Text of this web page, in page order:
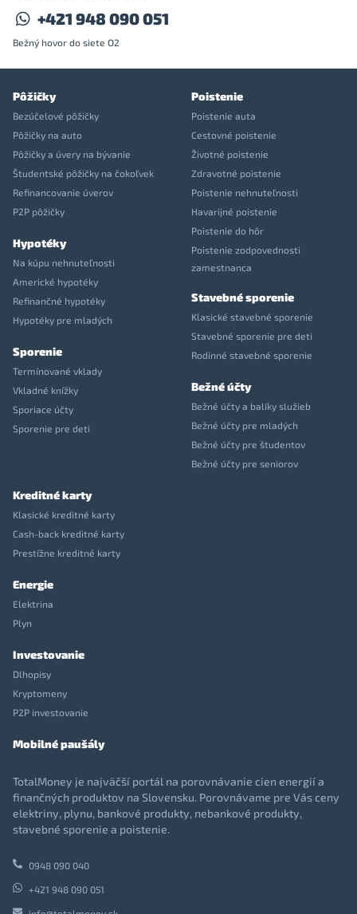
+421 948 090 051
Bežný hovor do siete O2
Pôžičky
Bezúčelové pôžičky
Pôžičky na auto
Pôžičky a úvery na bývanie
Študentské pôžičky na čokoľvek
Refinancovanie úverov
P2P pôžičky
Hypotéky
Na kúpu nehnuteľnosti
Americké hypotéky
Refinančné hypotéky
Hypotéky pre mladých
Sporenie
Termínované vklady
Vkladné knížky
Sporiace účty
Sporenie pre deti
Poistenie
Poistenie auta
Cestovné poistenie
Životné poistenie
Zdravotné poistenie
Poistenie nehnuteľnosti
Havarijné poistenie
Poistenie do hôr
Poistenie zodpovednosti
zamestnanca
Stavebné sporenie
Klasické stavebné sporenie
Stavebné sporenie pre deti
Rodinné stavebné sporenie
Bežné účty
Bežné účty a balíky služieb
Bežné účty pre mladých
Bežné účty pre študentov
Bežné účty pre seniorov
Kreditné karty
Klasické kreditné karty
Cash-back kreditné karty
Prestížne kreditné karty
Energie
Elektrina
Plyn
Investovanie
Dlhopisy
Kryptomeny
P2P investovanie
Mobilné paušály
TotalMoney je najväčší portál na porovnávanie cien energií a
finančných produktov na Slovensku. Porovnávame pre Vás ceny
elektriny, plynu, bankové produkty, nebankové produkty,
stavebné sporenie a poistenie.
0948 090 040
+421 948 090 051